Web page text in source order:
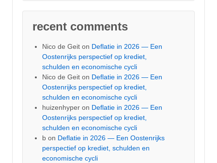
recent comments
Nico de Geit on Deflatie in 2026 — Een
Oostenrijks perspectief op krediet,
schulden en economische cycli
Nico de Geit on Deflatie in 2026 — Een
Oostenrijks perspectief op krediet,
schulden en economische cycli
huizenhyper on Deflatie in 2026 — Een
Oostenrijks perspectief op krediet,
schulden en economische cycli
b on Deflatie in 2026 — Een Oostenrijks
perspectief op krediet, schulden en
economische cycli